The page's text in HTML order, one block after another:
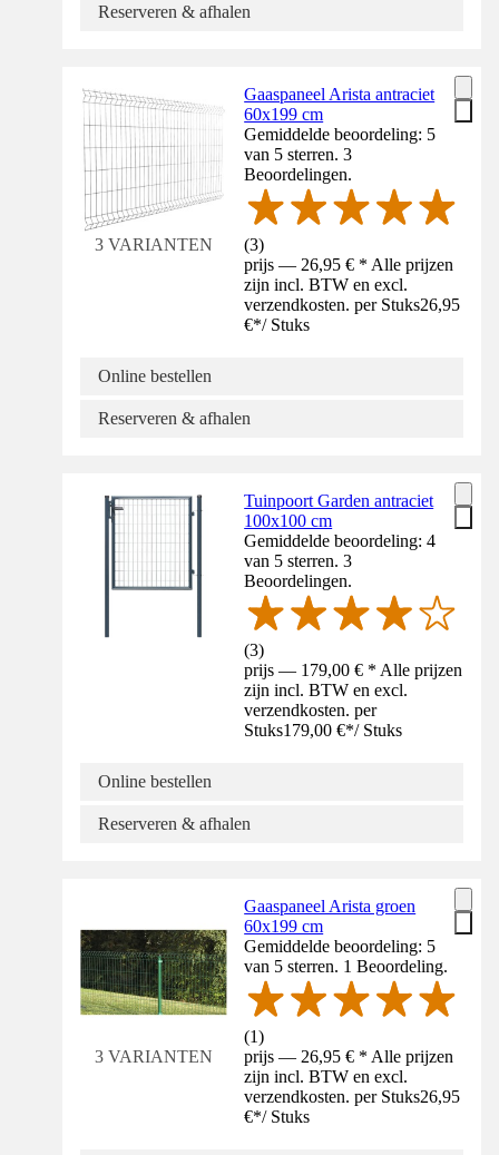
Reserveren & afhalen
3 VARIANTEN
Gaaspaneel Arista antraciet
60x199 cm
Gemiddelde beoordeling: 5
van 5 sterren. 3
Beoordelingen.
(3)
prijs — 26,95 € * Alle prijzen
zijn incl. BTW en excl.
verzendkosten. per Stuks26,95
€*/ Stuks
Online bestellen
Reserveren & afhalen
Tuinpoort Garden antraciet
100x100 cm
Gemiddelde beoordeling: 4
van 5 sterren. 3
Beoordelingen.
(3)
prijs — 179,00 € * Alle prijzen
zijn incl. BTW en excl.
verzendkosten. per
Stuks179,00 €*/ Stuks
Online bestellen
Reserveren & afhalen
3 VARIANTEN
Gaaspaneel Arista groen
60x199 cm
Gemiddelde beoordeling: 5
van 5 sterren. 1 Beoordeling.
(1)
prijs — 26,95 € * Alle prijzen
zijn incl. BTW en excl.
verzendkosten. per Stuks26,95
€*/ Stuks